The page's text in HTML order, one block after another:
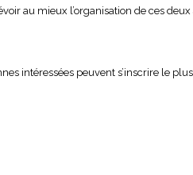
au mieux l’organisation de ces
intéressées peuvent s’inscrire le